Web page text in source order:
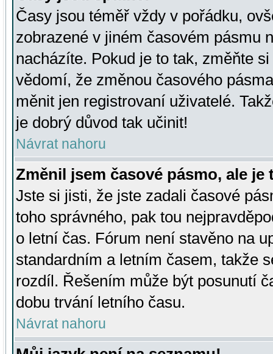
Časy jsou téměř vždy v pořádku,
zobrazené v jiném časovém pásmu
nacházíte. Pokud je to tak, změňte
vědomí, že změnou časového
měnit jen registrovaní uživatelé.
je dobrý důvod tak učinit!
Návrat nahoru
Změnil jsem časové pásmo, ale je
Jste si jisti, že jste zadali časové
toho správného, pak tou
o letní čas. Fórum není stavěno na
standardním a letním časem, takže
rozdíl. Řešením může být posunutí
dobu trvání letního času.
Návrat nahoru